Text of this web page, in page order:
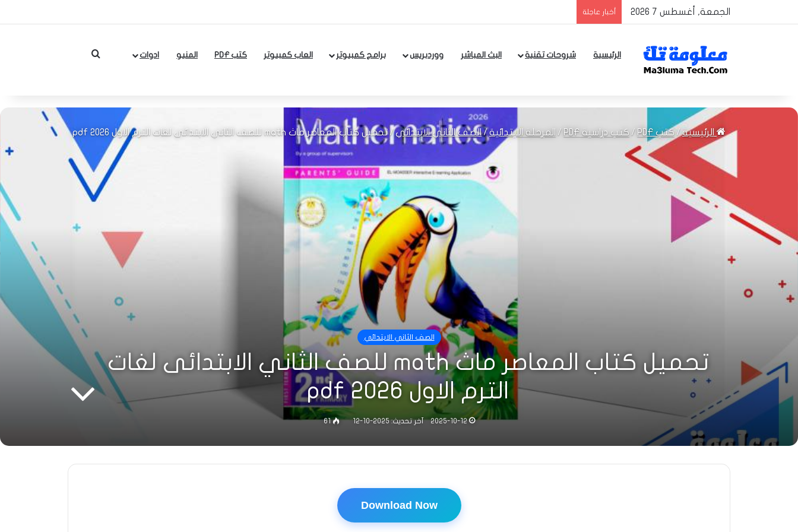
الجمعة, أغسطس 7 2026 أخبار عاجلة
الرئيسية شروحات تقنية البث المباشر ووردبريس برامج كمبيوتر العاب كمبيوتر كتب PDF المنيو ادوات بحث عن
الرئيسية / كتب PDF / كتب دراسية PDF / المرحلة الابتدائية/الصف الثاني الابتدائي/تحميل كتاب المعاصر ماث math للصف الثاني الابتدائى لغات الترم الاول 2026 pdf
الصف الثاني الابتدائي
تحميل كتاب المعاصر ماث math للصف الثاني الابتدائى لغات
الترم الاول 2026 pdf
2025-10-12 آخر تحديث: 2025-10-12 61
Download Now